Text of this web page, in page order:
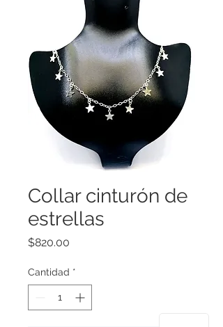
Collar cinturón de
estrellas
$820.00
Cantidad *